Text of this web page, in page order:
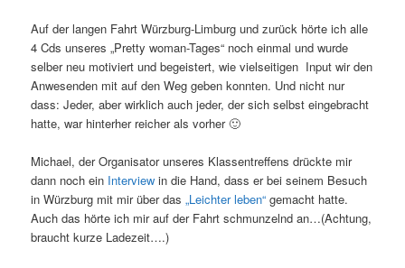
Auf der langen Fahrt Würzburg-Limburg und zurück hörte ich alle
4 Cds unseres „Pretty woman-Tages“ noch einmal und wurde
selber neu motiviert und begeistert, wie vielseitigen Input wir den
Anwesenden mit auf den Weg geben konnten. Und nicht nur
dass: Jeder, aber wirklich auch jeder, der sich selbst eingebracht
hatte, war hinterher reicher als vorher 🙂
Michael, der Organisator unseres Klassentreffens drückte mir
dann noch ein Interview in die Hand, dass er bei seinem Besuch
in Würzburg mit mir über das„Leichter leben“ gemacht hatte.
Auch das hörte ich mir auf der Fahrt schmunzelnd an…(Achtung,
braucht kurze Ladezeit….)